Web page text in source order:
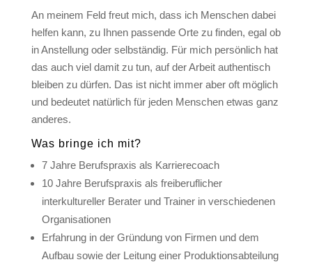
An meinem Feld freut mich, dass ich Menschen dabei
helfen kann, zu Ihnen passende Orte zu finden, egal ob
in Anstellung oder selbständig. Für mich persönlich hat
das auch viel damit zu tun, auf der Arbeit authentisch
bleiben zu dürfen. Das ist nicht immer aber oft möglich
und bedeutet natürlich für jeden Menschen etwas ganz
anderes.
Was bringe ich mit?
7 Jahre Berufspraxis als Karrierecoach
10 Jahre Berufspraxis als freiberuflicher
interkultureller Berater und Trainer in verschiedenen
Organisationen
Erfahrung in der Gründung von Firmen und dem
Aufbau sowie der Leitung einer Produktionsabteilung